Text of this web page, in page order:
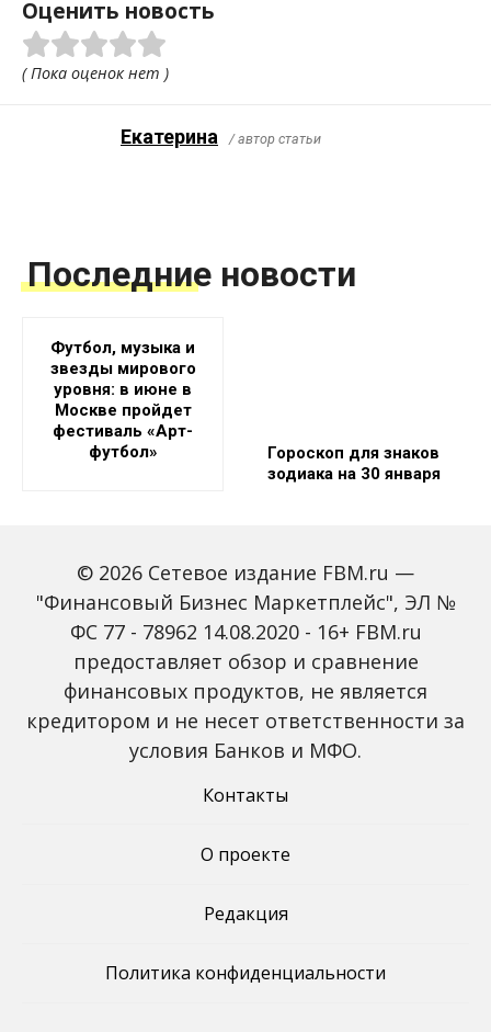
Оценить новость
( Пока оценок нет )
Екатерина / автор статьи
Последние новости
Футбол, музыка и
звезды мирового
уровня: в июне в
Москве пройдет
фестиваль «Арт-
футбол»
Гороскоп для знаков
зодиака на 30 января
Пропалестинский
активист прервал матч
Australian Open с
участием Зверева
продажи бюджетного
седана Suzuki Ciaz по
цене от 2,3 млн рублей
© 2026 Сетевое издание FBM.ru —
"Финансовый Бизнес Маркетплейс", ЭЛ №
ФС 77 - 78962 14.08.2020 - 16+ FBM.ru
предоставляет обзор и сравнение
финансовых продуктов, не является
кредитором и не несет ответственности за
условия Банков и МФО.
Контакты
О проекте
Редакция
Политика конфиденциальности